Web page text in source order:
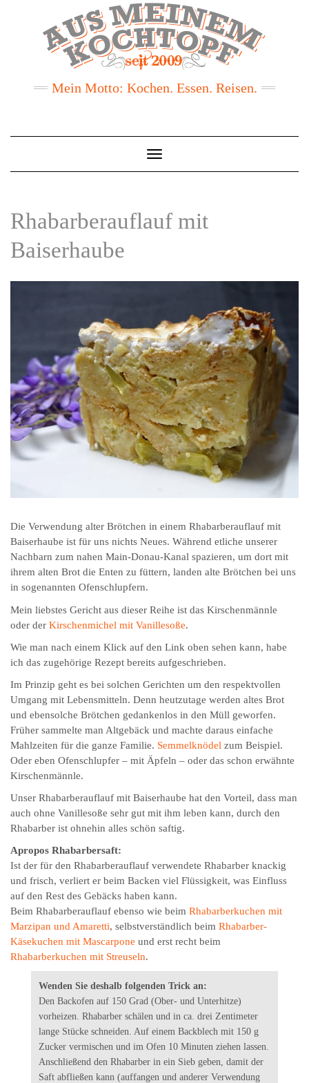
Mein Motto: Kochen. Essen. Reisen.
Toggle
Navigation
Rhabarberauflauf mit
Baiserhaube
Die Verwendung alter Brötchen in einem Rhabarberauflauf mit
Baiserhaube ist für uns nichts Neues. Während etliche unserer
Nachbarn zum nahen Main-Donau-Kanal spazieren, um dort mit
ihrem alten Brot die Enten zu füttern, landen alte Brötchen bei uns
in sogenannten Ofenschlupfern.
Mein liebstes Gericht aus dieser Reihe ist das Kirschenmännle
oder der Kirschenmichel mit Vanillesoße.
Wie man nach einem Klick auf den Link oben sehen kann, habe
ich das zugehörige Rezept bereits aufgeschrieben.
Im Prinzip geht es bei solchen Gerichten um den respektvollen
Umgang mit Lebensmitteln. Denn heutzutage werden altes Brot
und ebensolche Brötchen gedankenlos in den Müll geworfen.
Früher sammelte man Altgebäck und machte daraus einfache
Mahlzeiten für die ganze Familie. Semmelknödel zum Beispiel.
Oder eben Ofenschlupfer – mit Äpfeln – oder das schon erwähnte
Kirschenmännle.
Unser Rhabarberauflauf mit Baiserhaube hat den Vorteil, dass man
auch ohne Vanillesoße sehr gut mit ihm leben kann, durch den
Rhabarber ist ohnehin alles schön saftig.
Apropos Rhabarbersaft:
Ist der für den Rhabarberauflauf verwendete Rhabarber knackig
und frisch, verliert er beim Backen viel Flüssigkeit, was Einfluss
auf den Rest des Gebäcks haben kann.
Beim Rhabarberauflauf ebenso wie beim Rhabarberkuchen mit
Marzipan und Amaretti, selbstverständlich beim Rhabarber-
Käsekuchen mit Mascarpone und erst recht beim
Rhabarberkuchen mit Streuseln.
Wenden Sie deshalb folgenden Trick an:
Den Backofen auf 150 Grad (Ober- und Unterhitze)
vorheizen. Rhabarber schälen und in ca. drei Zentimeter
lange Stücke schneiden. Auf einem Backblech mit 150 g
Zucker vermischen und im Ofen 10 Minuten ziehen lassen.
Anschließend den Rhabarber in ein Sieb geben, damit der
Saft abfließen kann (auffangen und anderer Verwendung